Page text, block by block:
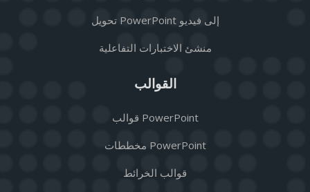
تحويل PowerPoint إلى فيديو
منشئ الاختبارات التفاعلية
القوالب
قوالب PowerPoint
مخططات PowerPoint
قوالب الخرائط